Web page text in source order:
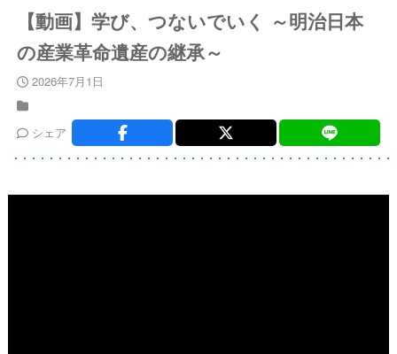
【動画】学び、つないでいく ～明治日本
の産業革命遺産の継承～
2026年7月1日
シェア